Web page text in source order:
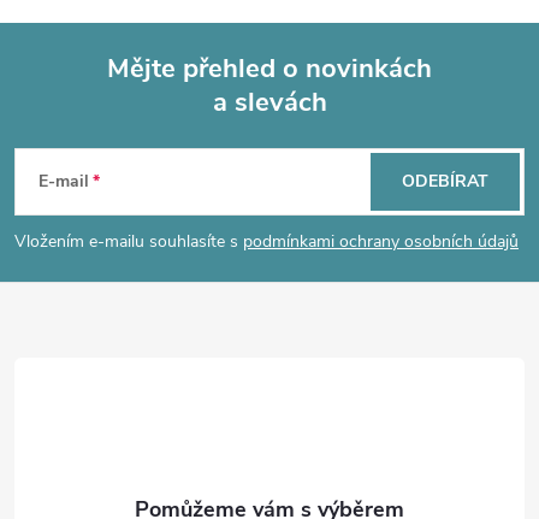
a
í
p
p
Mějte přehled o novinkách
a slevách
E-mail
Vložením e-mailu souhlasíte s podmínkami ochrany osobních údajů
ODEBÍRAT